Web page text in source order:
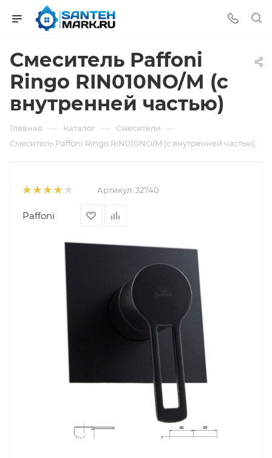
Смеситель Paffoni
Ringo RIN010NO/M (с
внутренней частью)
Главная — Каталог — Смесители —
Смеситель Paffoni Ringo RIN010NO/M (с внутренней частью)
Артикул: 32740
Paffoni